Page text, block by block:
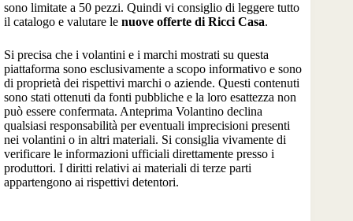
sono limitate a 50 pezzi. Quindi vi consiglio di leggere tutto
il catalogo e valutare le nuove offerte di Ricci Casa.
Si precisa che i volantini e i marchi mostrati su questa
piattaforma sono esclusivamente a scopo informativo e sono
di proprietà dei rispettivi marchi o aziende. Questi contenuti
sono stati ottenuti da fonti pubbliche e la loro esattezza non
può essere confermata. Anteprima Volantino declina
qualsiasi responsabilità per eventuali imprecisioni presenti
nei volantini o in altri materiali. Si consiglia vivamente di
verificare le informazioni ufficiali direttamente presso i
produttori. I diritti relativi ai materiali di terze parti
appartengono ai rispettivi detentori.